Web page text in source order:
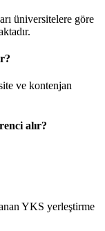
üniversitelere göre
ve kontenjan
alır?
YKS yerleştirme